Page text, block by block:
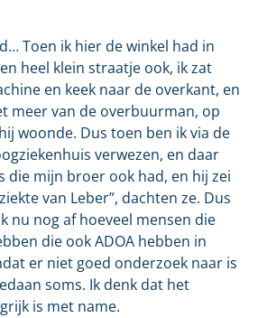
Toen ik hier de winkel had in
heel klein straatje ook, ik zat
en keek naar de overkant, en
meer van de overbuurman, op
woonde. Dus toen ben ik via de
verwezen, en daar
die mijn broer ook had, en hij zei
van Leber”, dachten ze. Dus
nu nog af hoeveel mensen die
die ook ADOA hebben in
er niet goed onderzoek naar is
soms. Ik denk dat het
is met name.